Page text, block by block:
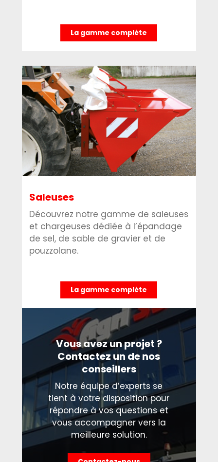
La gamme complète
Saleuses
Découvrez notre gamme de saleuses
et chargeuses dédiée à l’épandage
de sel, de sable de gravier et de
pouzzolane.
La gamme complète
Vous avez un projet ?
Contactez un de nos
conseillers
Notre équipe d’experts se
tient à votre disposition pour
répondre à vos questions et
vous accompagner vers la
meilleure solution.